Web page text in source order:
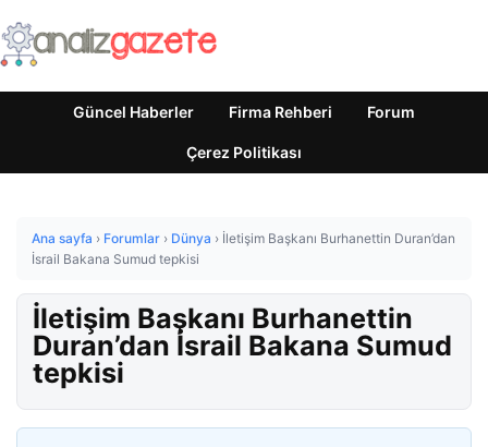
Güncel Haberler Firma Rehberi Forum
Çerez Politikası
Ana sayfa › Forumlar › Dünya › İletişim Başkanı Burhanettin Duran’dan
İsrail Bakana Sumud tepkisi
İletişim Başkanı Burhanettin
Duran’dan İsrail Bakana Sumud
tepkisi